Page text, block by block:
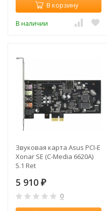
В корзину
В наличии
Звуковая карта Asus PCI-E
Xonar SE (C-Media 6620A)
5.1 Ret
5 910 ₽
0